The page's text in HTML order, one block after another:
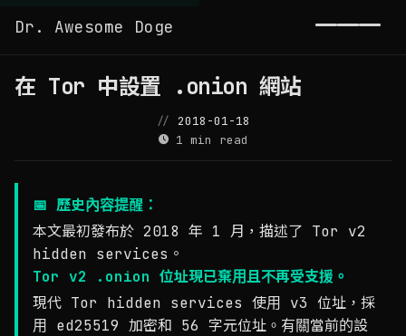
Dr. Awesome Doge
在 Tor 中設置 .onion 網站
2018-01-18
1 min read
📅 歷史內容提醒：
本文最初發布於 2018 年 1 月，描述了 Tor v2
hidden services。
Tor v2 .onion 位址現已棄用且不再受支援。
現代 Tor hidden services 使用 v3 位址，採
用 ed25519 加密和 56 字元位址。有關當前的設